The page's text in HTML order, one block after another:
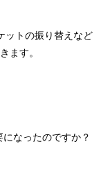
ットの振り替えなど
ます。
なったのですか？